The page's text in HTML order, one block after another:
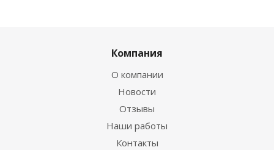
Компания
О компании
Новости
Отзывы
Наши работы
Контакты